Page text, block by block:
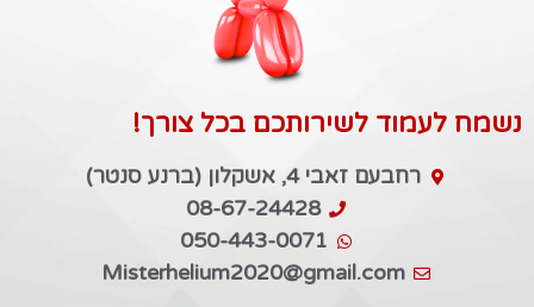
נשמח לעמוד לשירותכם בכל צורך!
רחבעם זאבי 4, אשקלון (ברנע סנטר)
08-67-24428
050-443-0071
Misterhelium2020@gmail.com